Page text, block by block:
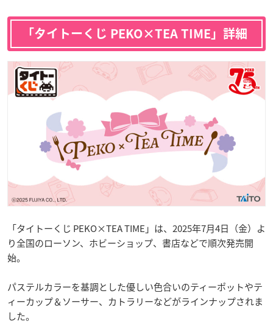
「タイトーくじ PEKO×TEA TIME」詳細
「タイトーくじ PEKO×TEA TIME」は、2025年7月4日（金）よ
り全国のローソン、ホビーショップ、書店などで順次発売開
始。
パステルカラーを基調とした優しい色合いのティーポットやテ
ィーカップ＆ソーサー、カトラリーなどがラインナップされま
した。